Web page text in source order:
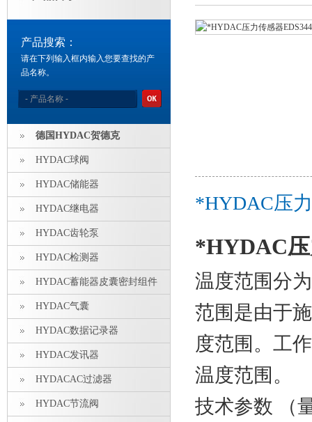
产品搜索：
请在下列输入框内输入您要查找的产
品名称。
德国HYDAC贺德克
HYDAC球阀
HYDAC储能器
HYDAC继电器
HYDAC齿轮泵
HYDAC检测器
HYDAC蓄能器皮囊密封组件
HYDAC气囊
HYDAC数据记录器
HYDAC发讯器
HYDACAC过滤器
HYDAC节流阀
*HYDAC压
*HYDAC压
温度范围分
范围是由于
度范围。工
温度范围。
技术参数 （